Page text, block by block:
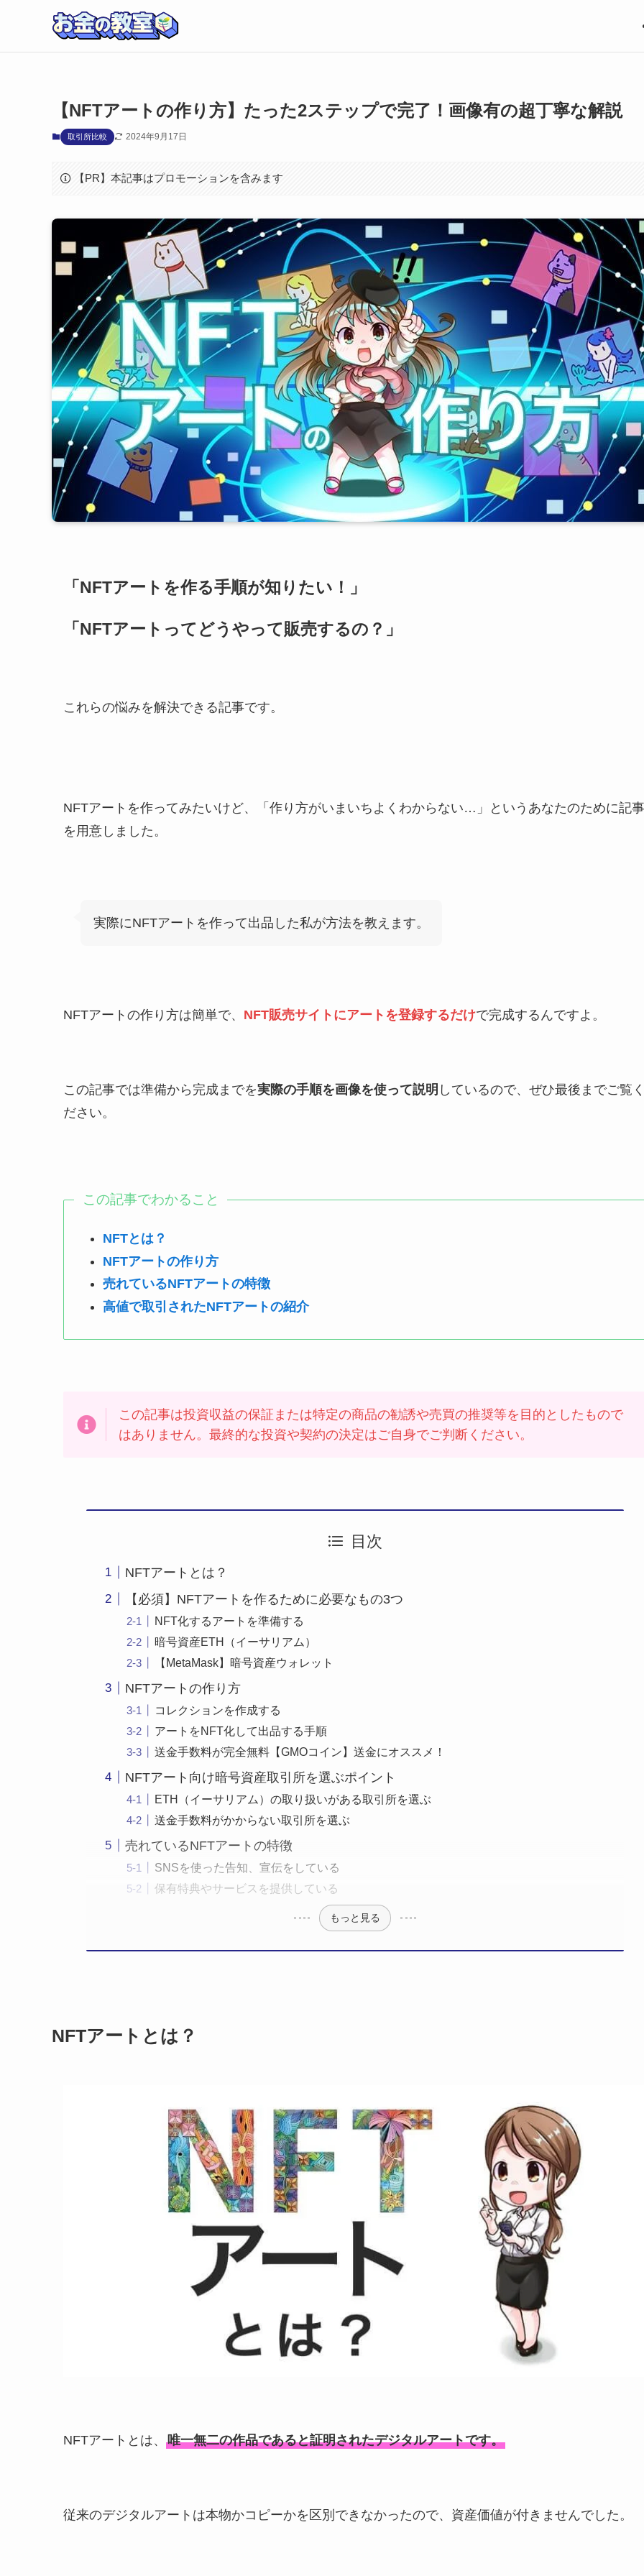
【NFTアートの作り方】たった2ステップで完了！画像有の超丁寧な解説
取引所比較 2024年9月17日
【PR】本記事はプロモーションを含みます
「NFTアートを作る手順が知りたい！」
「NFTアートってどうやって販売するの？」
これらの悩みを解決できる記事です。
NFTアートを作ってみたいけど、「作り方がいまいちよくわからない…」というあなたのために記事
を用意しました。
実際にNFTアートを作って出品した私が方法を教えます。
NFTアートの作り方は簡単で、 NFT販売サイトにアートを登録するだけで完成するんですよ。
この記事では準備から完成までを実際の手順を画像を使って説明 しているので、ぜひ最後までご覧
ださい。
この記事でわかること
NFTとは？
NFTアートの作り方
売れているNFTアートの特徴
高値で取引されたNFTアートの紹介
この記事は投資収益の保証または特定の商品の勧誘や売買の推奨等を目的としたもので
はありません。最終的な投資や契約の決定はご自身でご判断ください。
目次
NFTアートとは？
【必須】NFTアートを作るために必要なもの3つ
NFT化するアートを準備する
暗号資産ETH（イーサリアム）
【MetaMask】暗号資産ウォレット
NFTアートの作り方
コレクションを作成する
アートをNFT化して出品する手順
送金手数料が完全無料【GMOコイン】送金にオススメ！
NFTアート向け暗号資産取引所を選ぶポイント
ETH（イーサリアム）の取り扱いがある取引所を選ぶ
送金手数料がかからない取引所を選ぶ
売れているNFTアートの特徴
SNSを使った告知、宣伝をしている
保有特典やサービスを提供している
もっと見る
NFTアートとは？
NFTアートとは、 唯一無二の作品であると証明されたデジタルアートです。
従来のデジタルアートは本物かコピーかを区別できなかったので、資産価値が付きませんでした。